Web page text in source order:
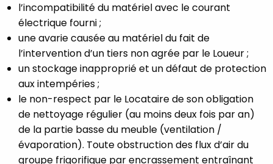
l’incompatibilité du matériel avec le courant
électrique fourni ;
une avarie causée au matériel du fait de
l’intervention d’un tiers non agrée par le Loueur ;
un stockage inapproprié et un défaut de protection
aux intempéries ;
le non-respect par le Locataire de son obligation
de nettoyage régulier (au moins deux fois par an)
de la partie basse du meuble (ventilation /
évaporation). Toute obstruction des flux d’air du
groupe frigorifique par encrassement entraînant